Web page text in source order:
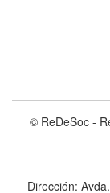
© ReDeSoc -
Dirección: